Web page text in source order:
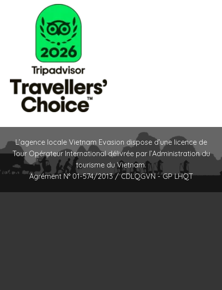
L’agence locale Vietnam Evasion dispose d’une licence de
Tour Opérateur International délivrée par l’Administration du
tourisme du Vietnam.
Agrément N° 01-574/2013 / CDLQGVN - GP LHQT